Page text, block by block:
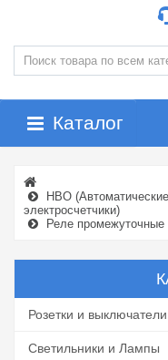
Каталог
НВО
электросчетчики)
Реле промежуточные
Розетки и выключатели
Светильники и Лампы